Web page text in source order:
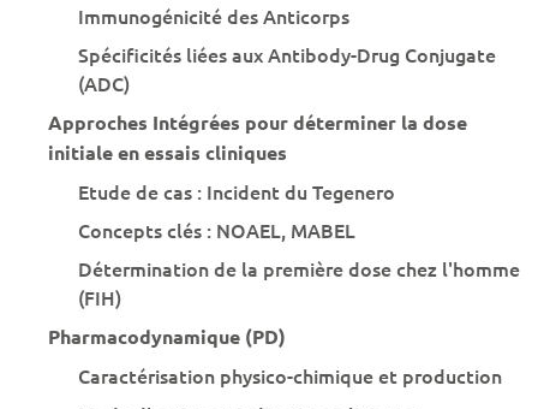
Immunogénicité des Anticorps
Spécificités liées aux Antibody-Drug Conjugate
(ADC)
Approches Intégrées pour déterminer la dose
initiale en essais cliniques
Etude de cas : Incident du Tegenero
Concepts clés : NOAEL, MABEL
Détermination de la première dose chez l'homme
(FIH)
Pharmacodynamique (PD)
Caractérisation physico-chimique et production